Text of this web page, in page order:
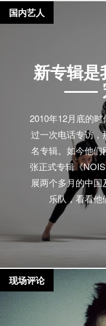
新专辑
——
2010年12月底的
过一次电话专访，
名专辑。如今他们
张正式专辑《
展两个多月的中
乐队，看看
国内艺人
现场评论